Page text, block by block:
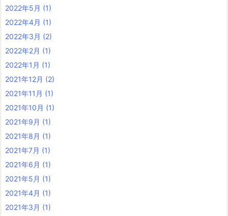
2022年5月 (1)
2022年4月 (1)
2022年3月 (2)
2022年2月 (1)
2022年1月 (1)
2021年12月 (2)
2021年11月 (1)
2021年10月 (1)
2021年9月 (1)
2021年8月 (1)
2021年7月 (1)
2021年6月 (1)
2021年5月 (1)
2021年4月 (1)
2021年3月 (1)